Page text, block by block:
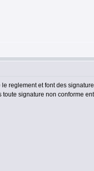
reglement et font des
signature non conforme